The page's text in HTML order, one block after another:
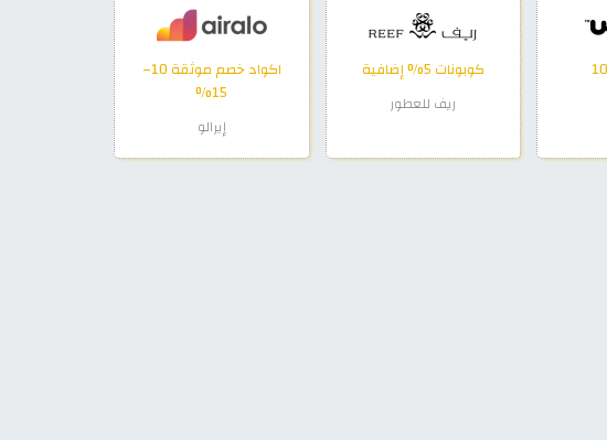
كوبونات 5% إضافية
ريف للعطور
اكواد خصم موثقة 10–
15%
إيرالو